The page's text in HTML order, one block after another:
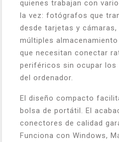
quienes trabajan con
la vez: fotógrafos que
desde tarjetas y
múltiples
que necesitan conectar
periféricos sin ocupar los
del ordenador.
El diseño compacto
bolsa de portátil. El
conectores de calidad
Funciona con Windows,